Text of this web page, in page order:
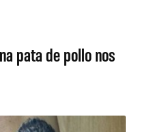
pata de pollo nos